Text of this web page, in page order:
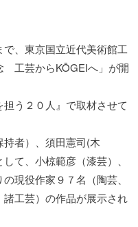
で、東京国立近代美術館工
工芸からKŌGEIへ」が開
う２０人』で取材させて
者）、須田憲司(木
て、小椋範彦（漆芸）、
現役作家９７名（陶芸、
工芸）の作品が展示され